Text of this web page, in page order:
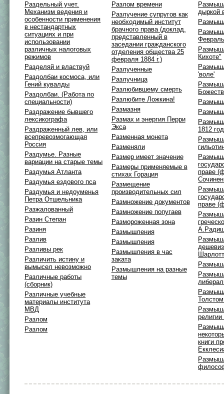
Раздельный учет.
Механизм ведения и
особенности применения
в нестандартных
ситуациях и при
использовании
различных налоговых
режимов
Разделяй и властвуй
Раздолбаи космоса, или
Гений кувалды
Раздолбаи. (Работа по
специальности)
Раздражение бывшего
лексикографа
Раздраженный лев, или
всепревозмогающая
Россия
Раздумье. Разные
вариации на старые темы
Раздумья Атланта
Раздумья ездового пса
Раздумья и недоуменья
Петра Отшельника
Разжалованный
Разин Степан
Разиня
Разлив
Разливы рек
Различить истину и
вымысел невозможно
Различные работы
(сборник)
Различные учебные
материалы института
МВД
Разлом
Разлом
Разлом времени
Разлучение супругов как
необходимый институт
брачного права (доклад,
представленный в
заседании гражданского
отделения общества 25
февраля 1884 г.)
Разлученные
Разлучница
Разлюбившему смерть
Разлюбите Ложкина!
Размазня
Размах и энергия Перри
Экса
Разменная монета
Разменяли
Размер имеет значение
Размеры применяемые в
стихах Горация
Размещение
производительных сил
Размножение документов
Размножение попугаев
Размороженная зона
Размышления
Размышления
Размышления в час
заката
Размышления на разные
темы
дыркой
Кихоте"
'воле'
1812
праве
праве
книги